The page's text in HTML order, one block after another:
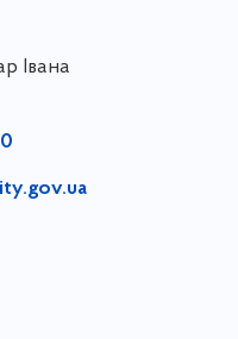
Івана